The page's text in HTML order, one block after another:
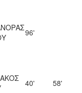
96'
40' 58'